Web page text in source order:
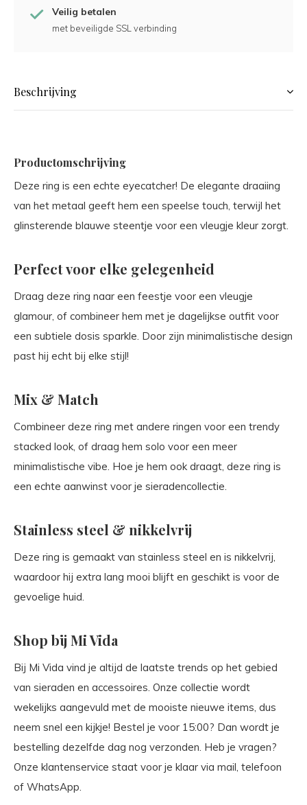
Veilig betalen
met beveiligde SSL verbinding
Beschrijving
Productomschrijving
Deze ring is een echte eyecatcher! De elegante draaiing
van het metaal geeft hem een speelse touch, terwijl het
glinsterende blauwe steentje voor een vleugje kleur zorgt.
Perfect voor elke gelegenheid
Draag deze ring naar een feestje voor een vleugje
glamour, of combineer hem met je dagelijkse outfit voor
een subtiele dosis sparkle. Door zijn minimalistische design
past hij echt bij elke stijl!
Mix & Match
Combineer deze ring met andere ringen voor een trendy
stacked look, of draag hem solo voor een meer
minimalistische vibe. Hoe je hem ook draagt, deze ring is
een echte aanwinst voor je sieradencollectie.
Stainless steel & nikkelvrij
Deze ring is gemaakt van stainless steel en is nikkelvrij,
waardoor hij extra lang mooi blijft en geschikt is voor de
gevoelige huid.
Shop bij Mi Vida
Bij Mi Vida vind je altijd de laatste trends op het gebied
van sieraden en accessoires. Onze collectie wordt
wekelijks aangevuld met de mooiste nieuwe items, dus
neem snel een kijkje! Bestel je voor 15:00? Dan wordt je
bestelling dezelfde dag nog verzonden. Heb je vragen?
Onze klantenservice staat voor je klaar via mail, telefoon
of WhatsApp.